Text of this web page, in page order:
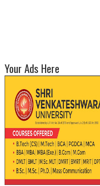
Your Ads Here